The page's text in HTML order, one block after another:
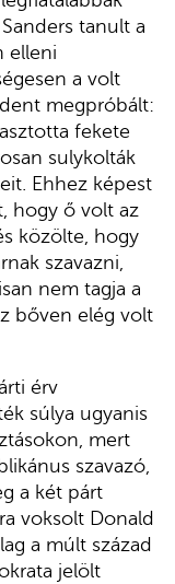
tanult a
elleni
a volt
megpróbált:
fekete
sulykolták
Ehhez képest
hogy ő volt az
közölte, hogy
szavazni,
nem tagja a
bőven elég volt
érv
súlya ugyanis
mert
szavazó,
a két párt
voksolt Donald
a múlt század
jelölt